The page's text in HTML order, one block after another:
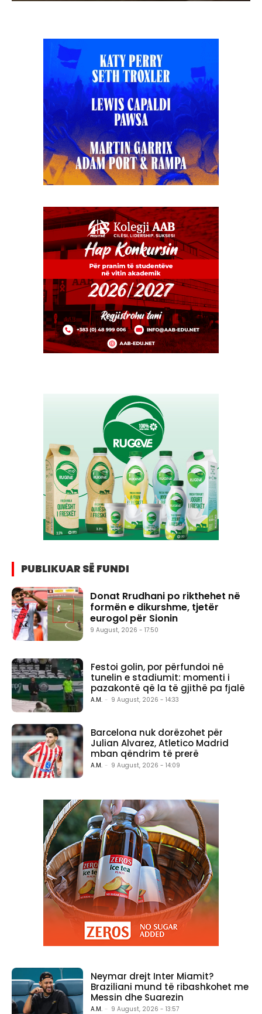
PUBLIKUAR SË FUNDI
Donat Rrudhani po rikthehet në
formën e dikurshme, tjetër
eurogol për Sionin
9 August, 2026 - 17:50
Festoi golin, por përfundoi në
tunelin e stadiumit: momenti i
pazakontë që la të gjithë pa fjalë
A.M. - 9 August, 2026 - 14:33
Barcelona nuk dorëzohet për
Julian Alvarez, Atletico Madrid
mban qëndrim të prerë
A.M. - 9 August, 2026 - 14:09
Neymar drejt Inter Miamit?
Braziliani mund të ribashkohet me
Messin dhe Suarezin
A.M. - 9 August, 2026 - 13:57